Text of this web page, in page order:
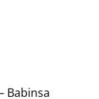
Babinsa